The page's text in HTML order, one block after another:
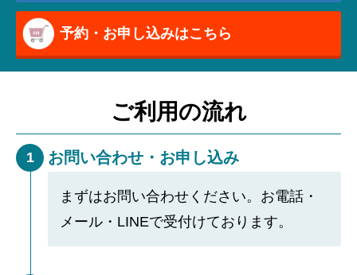
予約・お申し込みはこちら
ご利用の流れ
1 お問い合わせ・お申し込み
まずはお問い合わせください。お電話・
メール・LINEで受付けております。